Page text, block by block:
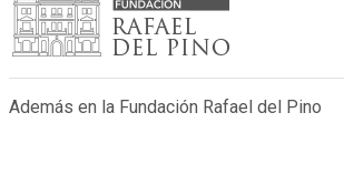
Además en la Fundación Rafael del Pino